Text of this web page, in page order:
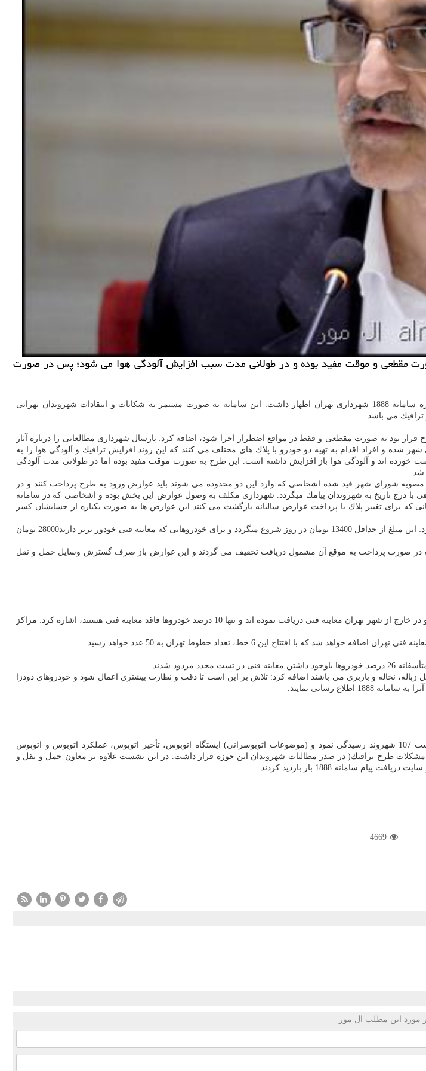
مقطعی و موقت مفید بوده و در طولانی مدت سبب افزایش آلودگی هوا می شود؛ پس در صورت
پورسیدآقایی در جلسه این هفته ارتباط مستقیم سامانه 1888، درباره سامانه 1888 شهرداری تهران اظهار داشت: این سامانه به صورت مستمر به شكایات و انتقادات شهروندان تهرانی
می باشد.
بود به صورت مقطعی و فقط در مواقع اضطرار اجرا شود، اضافه كرد: پارسال شهرداری مطالعاتی را درباره آثار
و افراد اقدام به تهیه دو خودرو با پلاك های مختلف می كنند كه این روند افزایش ترافیك و آلودگی هوا را به
اند و آلودگی هوا باز افزایش داشته است. این طرح به صورت موقت مفید بوده اما در طولانی مدت آلودگی
شورای شهر قید شده اشخاصی كه وارد این دو محدوده می شوند باید عوارض ورود به طرح پرداخت كنند و در
با درج تاریخ به شهروندان پیامك میگردد. شهرداری مكلف به وصول عوارض این بخش بوده و اشخاصی كه در سامانه
برای تغییر پلاك یا پرداخت عوارض سالیانه بازگشت می كنند این عوارض ها به صورت یكباره از حسابشان كسر
پورسیدآقایی با اشاره به اینكه نرخ عوارض به نوع معاینه فنی و ساعت ورود و خروج بستگی دارد، ابراز كرد: این مبلغ از حداقل 13400 تومان در روز شروع میگردد و برای خودروهایی كه معاینه فنی خودور برتر دارند28000 تومان
20 درصد تخفیف در نظر گرفته شده است كه در صورت پرداخت به موقع آن مشمول دریافت تخفیف می گردند و این عوارض باز صرف گسترش وسایل حمل و نقل
حسینی منش مدیر عامل ستاد معاینه فنی تهران باز در این نشست با اشاره به اینكه حدود 300 هزار خوردو در خارج از شهر تهران معاینه فنی دریافت نموده اند و تنها 10 درصد خودروها فاقد معاینه فنی هستند، اشاره كرد: مراكز
نخاله و باربری می باشند اضافه كرد: تلاش بر این است تا دقت و نظارت بیشتری اعمال شود و خودروهای دودزا
رسانی نمایند.
طبق گزارش روابط عمومی سازمان بازرسی شهرداری تهران، معاون حمل و نقل و ترافیك به درخواست 107 شهروند رسیدگی نمود و (موضوعات اتوبوسرانی) ایستگاه اتوبوس، تأخیر اتوبوس، عملكرد اتوبوس و اتوبوس
مشكلات طرح ترافیك( در صدر مطالبات شهروندان این حوزه قرار داشت. در این نشست علاوه بر معاون حمل و نقل و
1888 باز بازدید كردند.
4669
مورد این مطلب ال مور